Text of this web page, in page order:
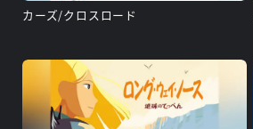
カーズ/クロスロード